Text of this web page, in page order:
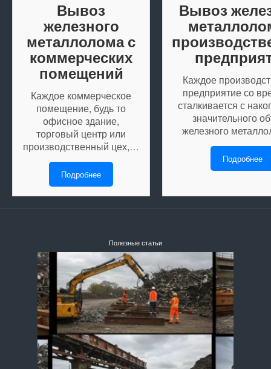
Вывоз
железного
металлолома с
коммерческих
помещений
Каждое коммерческое
помещение, будь то
офисное здание,
торговый центр или
производственный цех,…
Подробнее
Вывоз
Каждое
предприятие со
сталкивается с
значительного
железного
Подробнее
Полезные статьи